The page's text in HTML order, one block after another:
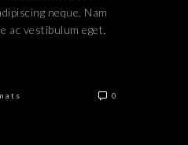
neque. Nam
ac vestibulum eget,
0